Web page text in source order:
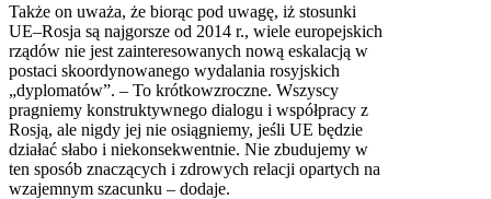
Także on uważa, że biorąc pod uwagę, iż stosunki
UE–Rosja są najgorsze od 2014 r., wiele europejskich
rządów nie jest zainteresowanych nową eskalacją w
postaci skoordynowanego wydalania rosyjskich
„dyplomatów”. – To krótkowzroczne. Wszyscy
pragniemy konstruktywnego dialogu i współpracy z
Rosją, ale nigdy jej nie osiągniemy, jeśli UE będzie
działać słabo i niekonsekwentnie. Nie zbudujemy w
ten sposób znaczących i zdrowych relacji opartych na
wzajemnym szacunku – dodaje.